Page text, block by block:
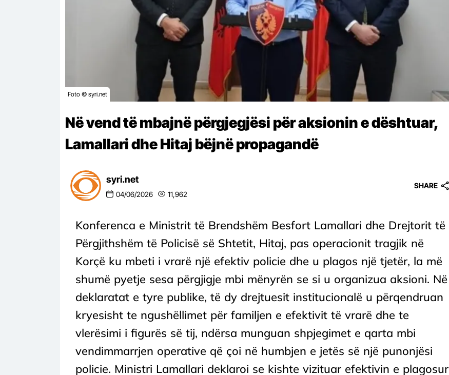
Foto © syri.net
Në vend të mbajnë përgjegjësi për aksionin e dështuar,
Lamallari dhe Hitaj bëjnë propagandë
syri.net
04/06/2026 11,962
SHARE
Konferenca e Ministrit të Brendshëm Besfort Lamallari dhe Drejtorit të
Përgjithshëm të Policisë së Shtetit, Hitaj, pas operacionit tragjik në
Korçë ku mbeti i vrarë një efektiv policie dhe u plagos një tjetër, la më
shumë pyetje sesa përgjigje mbi mënyrën se si u organizua aksioni. Në
deklaratat e tyre publike, të dy drejtuesit institucionalë u përqendruan
kryesisht te ngushëllimet për familjen e efektivit të vrarë dhe te
vlerësimi i figurës së tij, ndërsa munguan shpjegimet e qarta mbi
vendimmarrjen operative që çoi në humbjen e jetës së një punonjësi
policie. Ministri Lamallari deklaroi se kishte vizituar efektivin e plagosur